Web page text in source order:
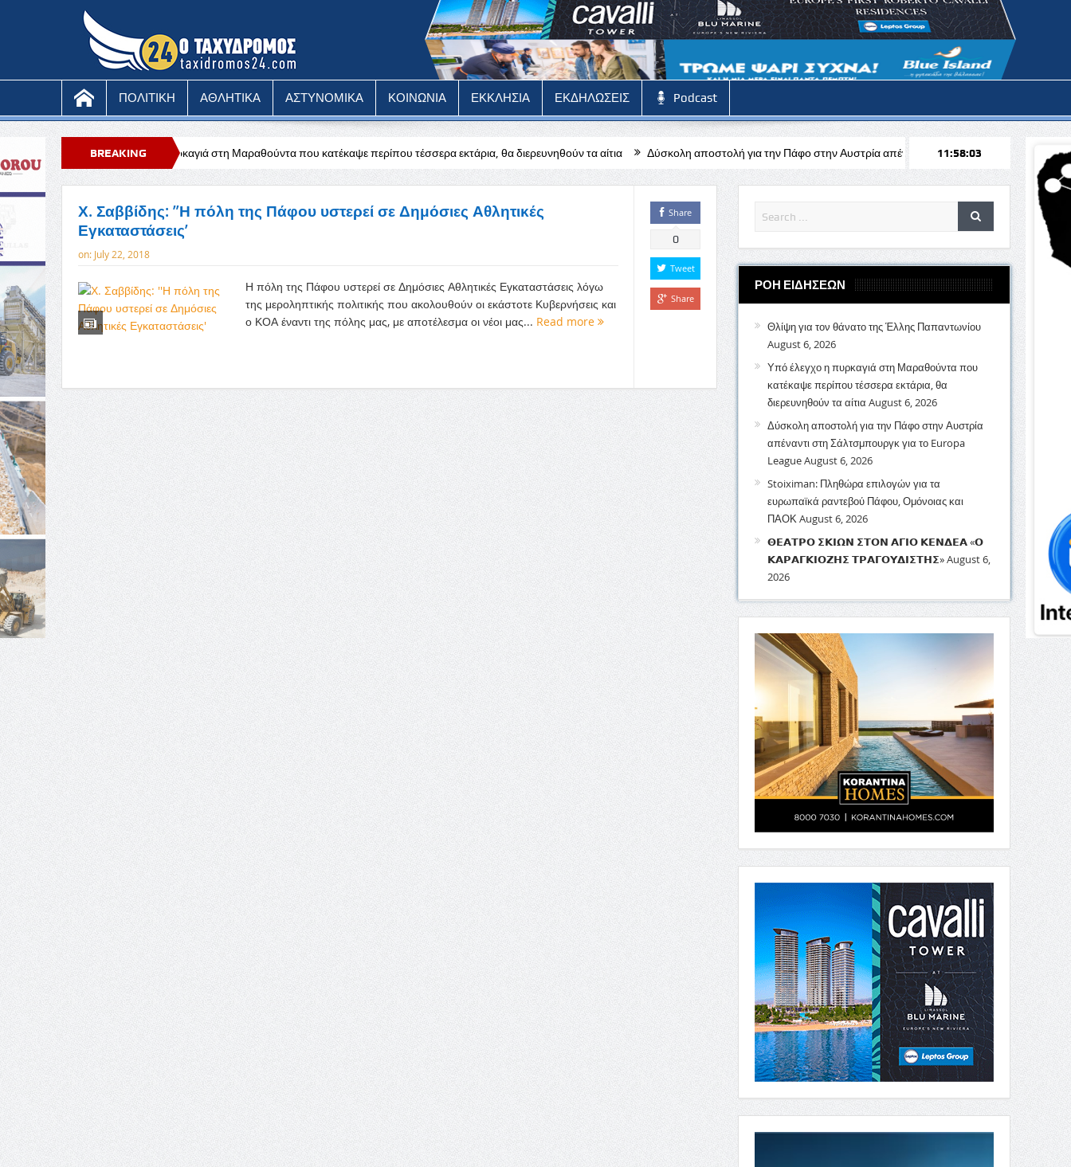
ΠΟΛΙΤΙΚΗ ΑΘΛΗΤΙΚΑ ΑΣΤΥΝΟΜΙΚΑ ΚΟΙΝΩΝΙΑ ΕΚΚΛΗΣΙΑ ΕΚΔΗΛΩΣΕΙΣ Podcast
BREAKING
NEWS
έλεγχο η πυρκαγιά στη Μαραθούντα που κατέκαψε περίπου τέσσερα εκτάρια, θα διερευνηθούν τα αίτια Δύσκολη αποστολή για την Πάφο στην Αυστρία απέναντι στη Σάλτσμπουργκ για το Europa League
11:58:05
Χ. Σαββίδης: ”Η πόλη της Πάφου υστερεί σε Δημόσιες Αθλητικές
Εγκαταστάσεις’
on: July 22, 2018
Η πόλη της Πάφου υστερεί σε Δημόσιες Αθλητικές Εγκαταστάσεις λόγω
της μεροληπτικής πολιτικής που ακολουθούν οι εκάστοτε Κυβερνήσεις και
ο ΚΟΑ έναντι της πόλης μας, με αποτέλεσμα οι νέοι μας... Read more
Share
0
Tweet
Share
ΡΟΗ ΕΙΔΗΣΕΩΝ
Θλίψη για τον θάνατο της Έλλης Παπαντωνίου
August 6, 2026
Υπό έλεγχο η πυρκαγιά στη Μαραθούντα που
κατέκαψε περίπου τέσσερα εκτάρια, θα
διερευνηθούν τα αίτια August 6, 2026
Δύσκολη αποστολή για την Πάφο στην Αυστρία
απέναντι στη Σάλτσμπουργκ για το Europa
LeagueAugust 6, 2026
Stoiximan: Πληθώρα επιλογών για τα
ευρωπαϊκά ραντεβού Πάφου, Ομόνοιας και
ΠΑΟΚAugust 6, 2026
𝝝𝝚𝝖𝝩𝝦𝝤 𝝨𝝟𝝞𝝮𝝢 𝝨𝝩𝝤𝝢 𝝖𝝘𝝞𝝤 𝝟𝝚𝝢𝝙𝝚𝝖 «𝝤
𝝟𝝖𝝦𝝖𝝘𝝟𝝞𝝤𝝛𝝜𝝨 𝝩𝝦𝝖𝝘𝝤𝝪𝝙𝝞𝝨𝝩𝝜𝝨»August 6,
2026